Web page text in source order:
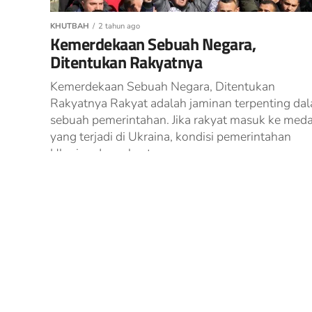
KHUTBAH 2 tahun ago
Kemerdekaan Sebuah Negara,
Ditentukan Rakyatnya
Kemerdekaan Sebuah Negara, Ditentukan
Rakyatnya Rakyat adalah jaminan terpenting
sebuah pemerintahan. Jika rakyat masuk ke
yang terjadi di Ukraina, kondisi pemerintahan
Ukraina dan rakyatnya...